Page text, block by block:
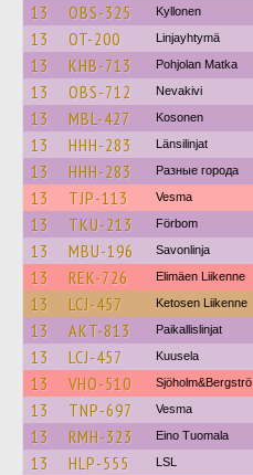
13 OBS-325 Kyllonen
13 OT-200 Linjayhtymä
13 KHB-713 Pohjolan Matka
13 OBS-712 Nevakivi
13 MBL-427 Kosonen
13 HHH-283 Länsilinjat
13 HHH-283 Разные города
13 TJP-113 Vesma
13 TKU-213 Förbom
13 MBU-196 Savonlinja
13 REK-726 Elimäen Liikenne
13 LCJ-457 Ketosen Liikenne
13 AKT-813 Paikallislinjat
13 LCJ-457 Kuusela
13 VHO-510 Sjöholm&Bergströ
13 TNP-697 Vesma
13 RMH-323 Eino Tuomala
13 HLP-555 LSL